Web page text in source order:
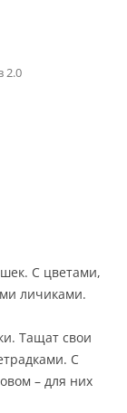
2.0
С цветами,
личиками.
Тащат свои
С
– для них